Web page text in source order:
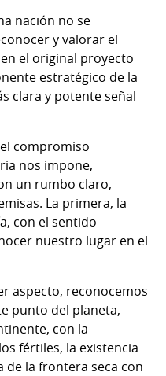
nación no se
y valorar el
el original proyecto
estratégico de la
clara y potente señal
compromiso
nos impone,
un rumbo claro,
La primera, la
con el sentido
nuestro lugar en el
aspecto, reconocemos
punto del planeta,
con la
fértiles, la existencia
de la frontera seca con